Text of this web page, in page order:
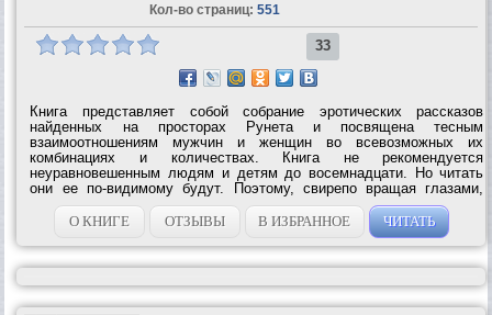
Кол-во страниц: 551
33
Книга представляет собой собрание эротических рассказов
найденных на просторах Рунета и посвящена тесным
взаимоотношениям мужчин и женщин во всевозможных их
комбинациях и количествах. Книга не рекомендуется
неуравновешенным людям и детям до восемнадцати. Но читать
они ее по-видимому будут. Поэтому, свирепо вращая глазами,
ПРЕДУПРЕЖДАЮ: не пытайтесь повторить все прочитанное!
Почти все приведенные здесь рассказы являются плодом...
О КНИГЕ ОТЗЫВЫ В ИЗБРАННОЕ ЧИТАТЬ